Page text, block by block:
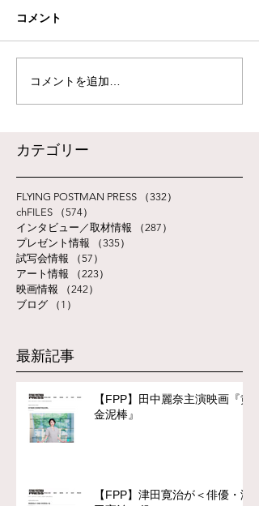
コメント
コメントを追加…
​カテゴリー
FLYING POSTMAN PRESS （332）
chFILES
（574）
インタビュー／取材情報
（287）
プレゼント情報
（335）
試写会情報
（57）
アート情報
（223）
映画情報
（242）
ブログ
（1）
最新記事
【FPP】田中麗奈主演映画『黄
金泥棒』
【FPP】津田寛治が＜俳優・津